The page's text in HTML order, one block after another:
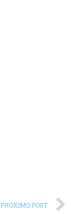
PRÓXIMO POST